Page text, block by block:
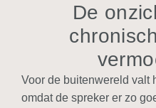
De
Voor de buitenwereld valt
omdat de spreker er zo